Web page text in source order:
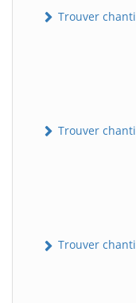
Trouver
Trouver
Trouver